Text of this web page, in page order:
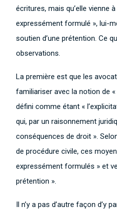
écritures, mais qu’elle vienne à
expressément formulé », lui-
soutien d’une prétention. Ce
observations.
La première est que les
familiariser avec la notion de
défini comme étant «
qui, par un raisonnement
conséquences de droit ».
de procédure civile, ces
expressément formulés » et
prétention ».
Il n’y a pas d’autre façon d’y